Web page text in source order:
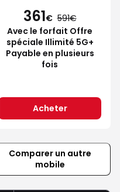
361€ 591
Avec le forfait Offre
spéciale Illimité 5G+
Payable en plusieurs
fois
Acheter
Comparer un autre
mobile